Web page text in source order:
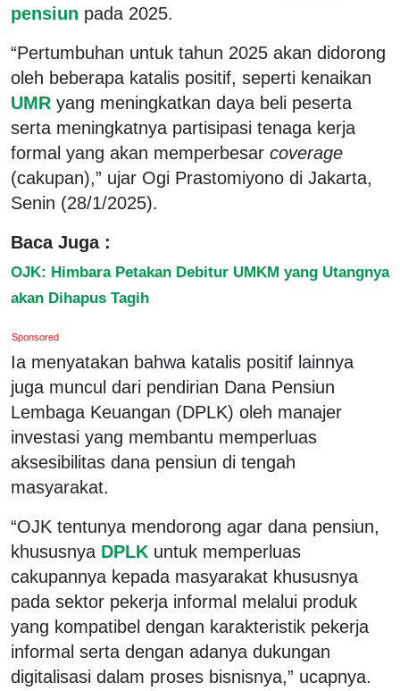
pensiun pada 2025.
“Pertumbuhan untuk tahun 2025 akan didorong
oleh beberapa katalis positif, seperti kenaikan
UMR yang meningkatkan daya beli peserta
serta meningkatnya partisipasi tenaga kerja
formal yang akan memperbesar coverage
(cakupan),” ujar Ogi Prastomiyono di Jakarta,
Senin (28/1/2025).
Baca Juga :
OJK: Himbara Petakan Debitur UMKM yang Utangnya
akan Dihapus Tagih
Sponsored
Ia menyatakan bahwa katalis positif lainnya
juga muncul dari pendirian Dana Pensiun
Lembaga Keuangan (DPLK) oleh manajer
investasi yang membantu memperluas
aksesibilitas dana pensiun di tengah
masyarakat.
“OJK tentunya mendorong agar dana pensiun,
khususnya DPLK untuk memperluas
cakupannya kepada masyarakat khususnya
pada sektor pekerja informal melalui produk
yang kompatibel dengan karakteristik pekerja
informal serta dengan adanya dukungan
digitalisasi dalam proses bisnisnya,” ucapnya.